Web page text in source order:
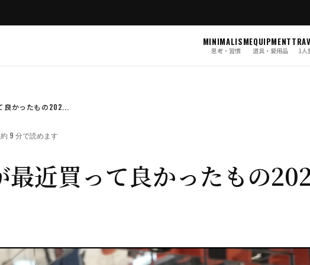
MINIMALISM
思考・習慣
EQUIPMENT
道具・愛用品 1人
良かったもの202...
9 分で読めます
最近買って良かったもの